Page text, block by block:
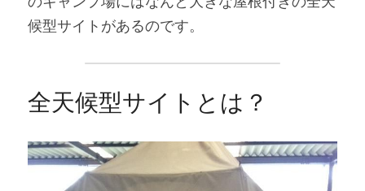
候型サイトがあるのです。
全天候型サイトとは？